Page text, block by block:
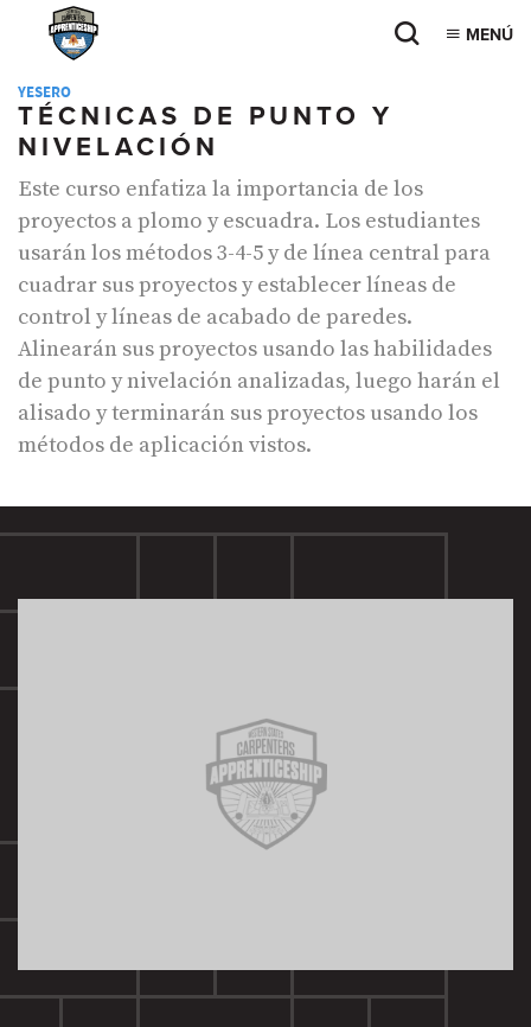
MENÚ
YESERO
TÉCNICAS DE PUNTO Y
NIVELACIÓN
Este curso enfatiza la importancia de los
proyectos a plomo y escuadra. Los estudiantes
usarán los métodos 3-4-5 y de línea central para
cuadrar sus proyectos y establecer líneas de
control y líneas de acabado de paredes.
Alinearán sus proyectos usando las habilidades
de punto y nivelación analizadas, luego harán el
alisado y terminarán sus proyectos usando los
métodos de aplicación vistos.